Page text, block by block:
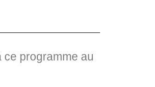
ce programme au